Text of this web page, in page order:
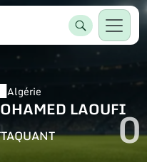
Algérie
LAOUFI0